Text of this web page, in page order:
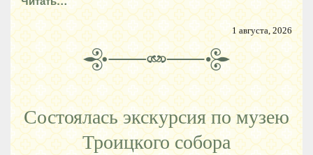
1 августа, 2026
Состоялась экскурсия по музею
Троицкого собора